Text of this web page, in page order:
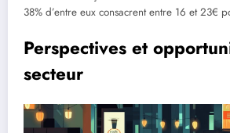
38% d’entre eux consacrent entre 16 et 23€
Perspectives et
secteur